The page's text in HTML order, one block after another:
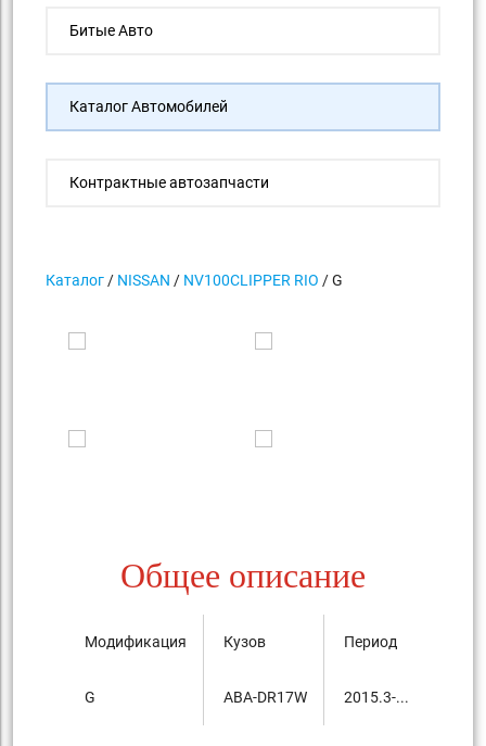
Битые Авто
Каталог Автомобилей
Контрактные автозапчасти
Каталог / NISSAN / NV100CLIPPER RIO / G
Общее описание
Модификация
G
Кузов
ABA-DR17W
Период
2015.3-...